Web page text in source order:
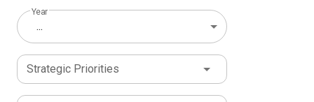
Year
...
Strategic Priorities